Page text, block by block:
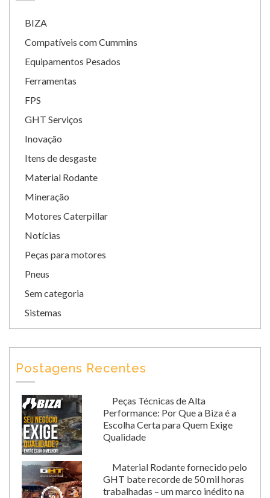
BIZA
Compatíveis com Cummins
Equipamentos Pesados
Ferramentas
FPS
GHT Serviços
Inovação
Itens de desgaste
Material Rodante
Mineração
Motores Caterpillar
Notícias
Peças para motores
Pneus
Sem categoria
Sistemas
Postagens Recentes
Peças Técnicas de Alta
Performance: Por Que a Biza é a
Escolha Certa para Quem Exige
Qualidade
Material Rodante fornecido pelo
GHT bate recorde de 50 mil horas
trabalhadas – um marco inédito na